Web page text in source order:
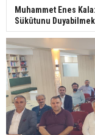
Muhammet Enes
Sükûtunu Duyabilmek